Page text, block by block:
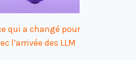
qui a changé pour
l’arrivée des LLM